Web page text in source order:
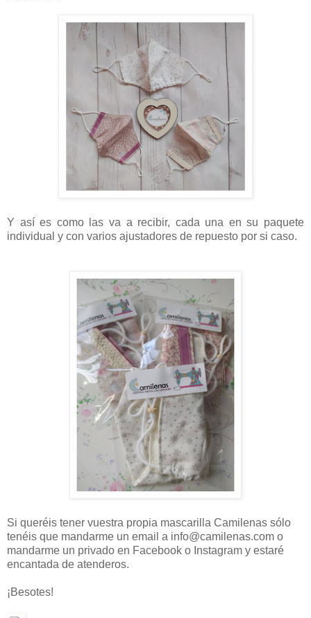
Y así es como las va a recibir, cada una en su paquete
individual y con varios ajustadores de repuesto por si caso.
Si queréis tener vuestra propia mascarilla Camilenas sólo
tenéis que mandarme un email a info@camilenas.com o
mandarme un privado en Facebook o Instagram y estaré
encantada de atenderos.
¡Besotes!